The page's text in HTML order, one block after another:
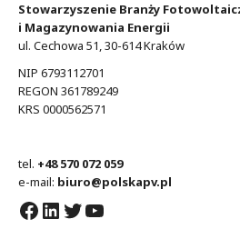
Stowarzyszenie Branży
i Magazynowania Energii
ul. Cechowa 51, 30-614 Kraków
NIP 6793112701
REGON 361789249
KRS 0000562571
tel. +48 570 072 059
e-mail: biuro@polskapv.pl
Facebook
LinkedIn
Twitter
YouTube